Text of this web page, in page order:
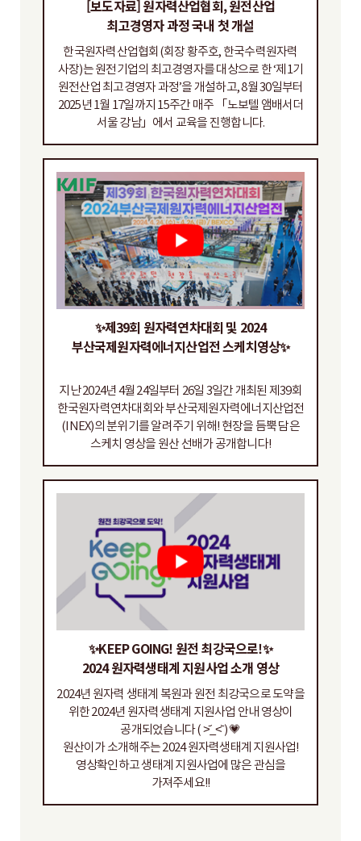
[보도자료] 원자력산업협회, 원전산업
최고경영자 과정 국내 첫 개설
한국원자력산업협회(회장 황주호, 한국수력원자력
사장)는 원전기업의 최고경영자를 대상으로 한 ‘제1기
원전산업 최고경영자 과정’을 개설하고, 8월 30일부터
2025년 1월 17일까지 15주간 매주 「노보텔 앰배서더
서울 강남」에서 교육을 진행합니다.
✨제39회 원자력연차대회 및 2024
부산국제원자력에너지산업전 스케치영상✨
지난 2024년 4월 24일부터 26일 3일간 개최된 제39회
한국원자력연차대회와 부산국제원자력에너지산업전
(INEX)의 분위기를 알려주기 위해! 현장을 듬뿍 담은
스케치 영상을 원산 선배가 공개합니다!
✨KEEP GOING! 원전 최강국으로!✨
2024 원자력생태계 지원사업 소개 영상
2024년 원자력 생태계 복원과 원전 최강국으로 도약을
위한 2024년 원자력생태계 지원사업 안내 영상이
공개되었습니다 ( ˃᷄_˂᷅ ) 💗
원산이가 소개해주는 2024 원자력생태계 지원사업!
영상확인하고 생태계 지원사업에 많은 관심을
가져주세요!!